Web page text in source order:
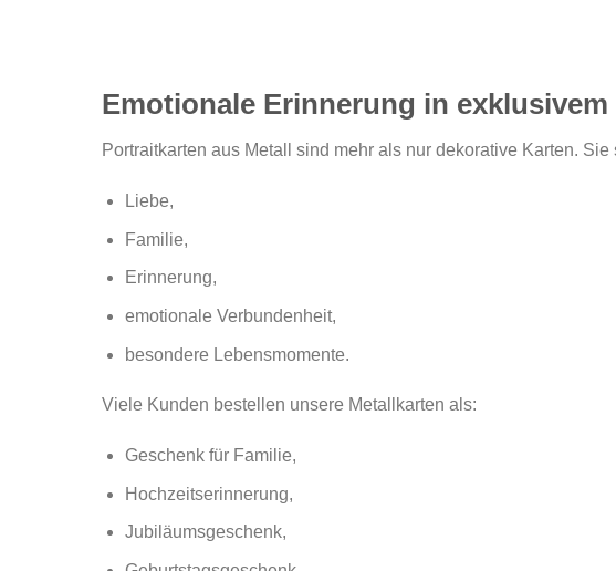
Emotionale Erinnerung in exklusivem
Portraitkarten aus Metall sind mehr als nur dekorative Karten. Sie
Liebe,
Familie,
Erinnerung,
emotionale Verbundenheit,
besondere Lebensmomente.
Viele Kunden bestellen unsere Metallkarten als:
Geschenk für Familie,
Hochzeitserinnerung,
Jubiläumsgeschenk,